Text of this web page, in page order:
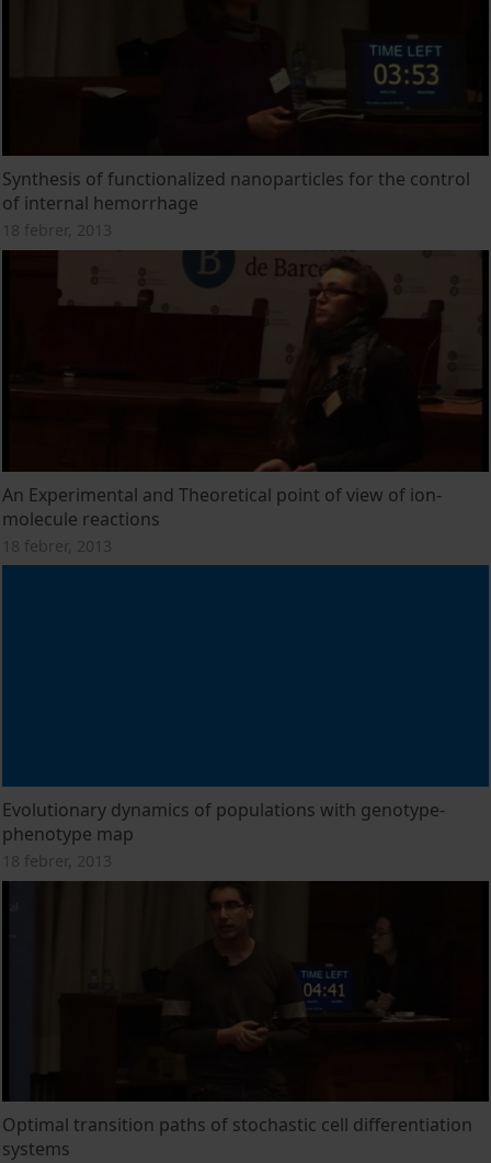
Synthesis of functionalized nanoparticles for the control
of internal hemorrhage
18 febrer, 2013
An Experimental and Theoretical point of view of ion-
molecule reactions
18 febrer, 2013
Evolutionary dynamics of populations with genotype-
phenotype map
18 febrer, 2013
Optimal transition paths of stochastic cell differentiation
systems